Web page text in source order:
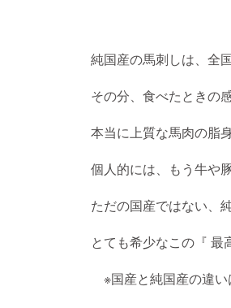
純国産の馬刺しは、全
その分、食べたときの
本当に上質な馬肉の脂
個人的には、もう牛や
ただの国産ではない、純
とても希少なこの『 最
※国産と純国産の違